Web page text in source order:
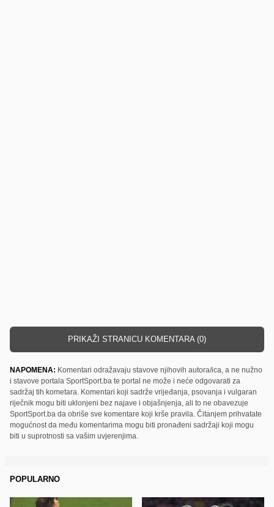
PRIKAŽI STRANICU KOMENTARA (0)
NAPOMENA: Komentari odražavaju stavove njihovih autora/ica, a ne nužno
i stavove portala SportSport.ba te portal ne može i neće odgovarati za
sadržaj tih kometara. Komentari koji sadrže vrijeđanja, psovanja i vulgaran
riječnik mogu biti uklonjeni bez najave i objašnjenja, ali to ne obavezuje
SportSport.ba da obriše sve komentare koji krše pravila. Čitanjem prihvatate
mogućnost da među komentarima mogu biti pronađeni sadržaji koji mogu
biti u suprotnosti sa vašim uvjerenjima.
POPULARNO